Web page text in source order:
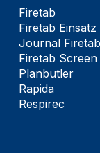
Firetab
Firetab Einsatz
Journal Firetab
Firetab Screen
Planbutler
Rapida
Respirec